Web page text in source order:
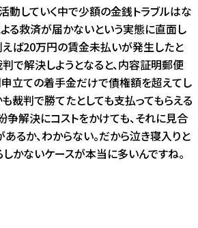
動していく中で少額の金銭トラブルはな
る救済が届かないという実態に直面し
えば20万円の賃金未払いが発生したと
判で解決しようとなると、内容証明郵便
立ての着手金だけで債権額を超えてし
も裁判で勝てたとしても支払ってもらえる
争解決にコストをかけても、それに見合
あるか、わからない。だから泣き寝入りと
しかないケースが本当に多いんですね。